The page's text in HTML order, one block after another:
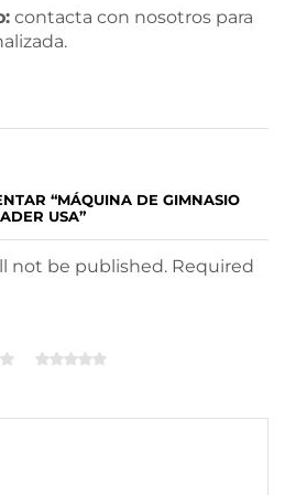
contacta con nosotros para
“MÁQUINA DE GIMNASIO
USA”
not be published. Required